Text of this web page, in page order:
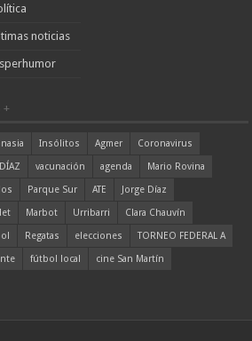
noticias
+
Insólitos Agmer
Coronavirus
vacunación agenda
Mario Rovina
Parque Sur ATE
Jorge Díaz
Marbot Urribarri
Clara Chauvín
Regatas elecciones
TORNEO FEDERAL A
fútbol local cine San Martín